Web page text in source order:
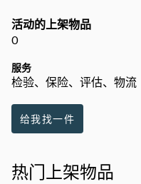
活动的上架物品
0
服务
检验、保险、评估、物流
给我找一件
热门上架物品